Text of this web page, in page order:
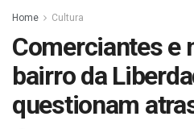
Home Cultura
Comerciantes e
bairro da
questionam